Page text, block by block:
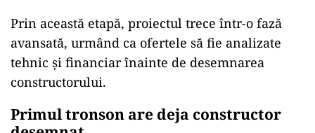
Prin această etapă, proiectul trece într-o fază
avansată, urmând ca ofertele să fie analizate
tehnic și financiar înainte de desemnarea
constructorului.
Primul tronson are deja constructor